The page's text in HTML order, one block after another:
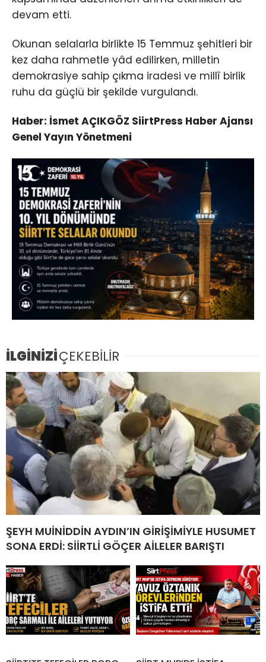
devam etti.
Okunan selalarla birlikte 15 Temmuz şehitleri bir
kez daha rahmetle yâd edilirken, milletin
demokrasiye sahip çıkma iradesi ve millî birlik
ruhu da güçlü bir şekilde vurgulandı.
Haber: İsmet AÇIKGÖZ SiirtPress Haber Ajansı
Genel Yayın Yönetmeni
İLGİNİZİÇEKEBİLİR
ŞEYH MUİNİDDİN AYDIN’IN GİRİŞİMİYLE HUSUMET
SONA ERDİ: SİİRTLİ GÖÇER AİLELER BARIŞTI